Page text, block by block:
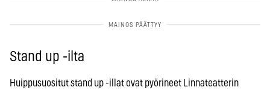
Stand up -ilta
Huippusuositut stand up -illat ovat pyörineet Linnateatterin